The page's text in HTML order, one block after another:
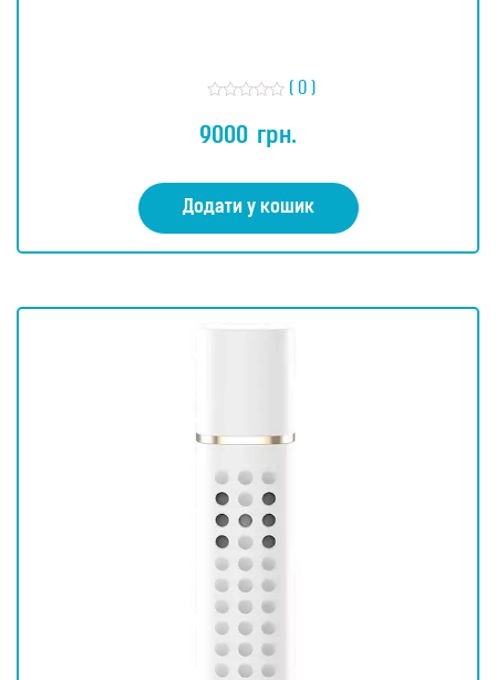
ц
і
н
о
в
5
( 0 )
9000 грн.
Додати у кошик